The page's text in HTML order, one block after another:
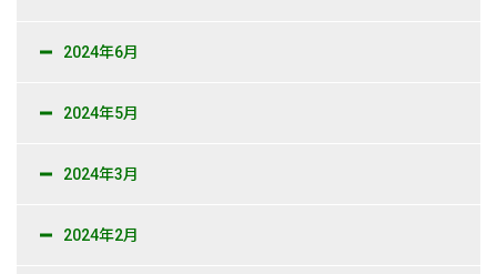
2024年6月
2024年5月
2024年3月
2024年2月